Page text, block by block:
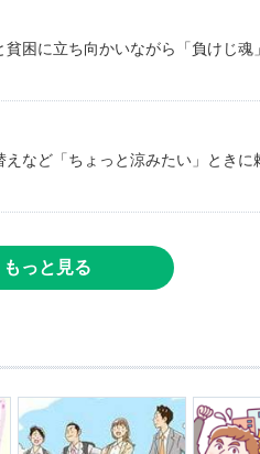
困に立ち向かいながら「負けじ魂
など「ちょっと涼みたい」ときに
もっと見る